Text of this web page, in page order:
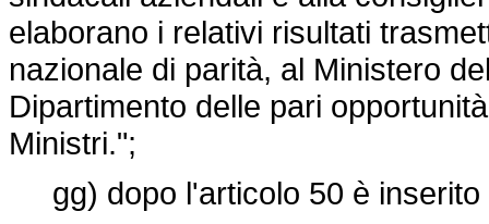
elaborano i relativi risultati
nazionale di parità, al Ministero
Dipartimento delle pari
Ministri.";
gg) dopo l'articolo 50 è inserito